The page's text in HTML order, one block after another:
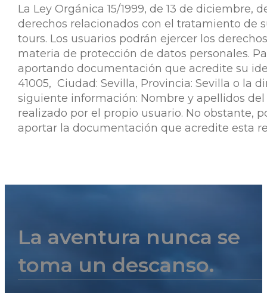
La Ley Orgánica 15/1999, de 13 de
derechos relacionados con el tratamiento de
tours. Los usuarios podrán ejercer los
materia de protección de datos personales.
aportando documentación que acredite su
41005, Ciudad: Sevilla, Provincia: Sevilla o la
siguiente información: Nombre y apellidos
realizado por el propio usuario. No obstante,
aportar la documentación que acredite esta
La aventura nunca se
toma un descanso.